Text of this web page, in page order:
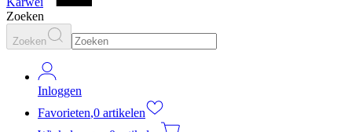
Zoeken
Zoeken
Inloggen
Favorieten,0 artikelen